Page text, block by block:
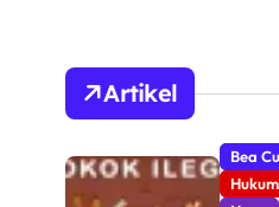
Artikel
Bea
Hukum